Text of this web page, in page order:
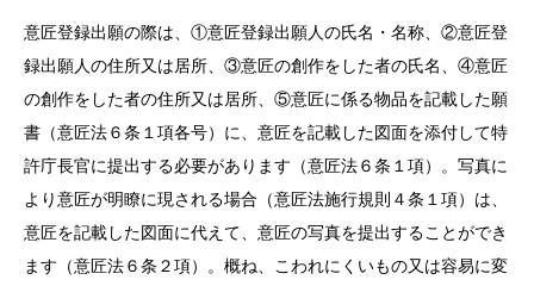
意匠登録出願の際は、①意匠登録出願人の氏名・名称、②意匠登
録出願人の住所又は居所、③意匠の創作をした者の氏名、④意匠
の創作をした者の住所又は居所、⑤意匠に係る物品を記載した願
書（意匠法６条１項各号）に、意匠を記載した図面を添付して特
許庁長官に提出する必要があります（意匠法６条１項）。写真に
より意匠が明瞭に現される場合（意匠法施行規則４条１項）は、
意匠を記載した図面に代えて、意匠の写真を提出することができ
ます（意匠法６条２項）。概ね、こわれにくいもの又は容易に変